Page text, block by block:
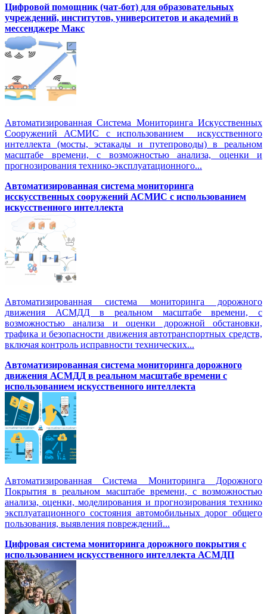
Цифровой помощник (чат-бот) для образовательных
учреждений, институтов, университетов и академий в
мессенджере Макс
Автоматизированная Система Мониторинга Искусственных
Сооружений АСМИС с использованием искусственного
интеллекта (мосты, эстакады и путепроводы) в реальном
масштабе времени, с возможностью анализа, оценки и
прогнозирования технико-эксплуатационного...
Автоматизированная система мониторинга
исскусственных сооружений АСМИС с использованием
искусственного интеллекта
Автоматизированная система мониторинга дорожного
движения АСМДД в реальном масштабе времени, с
возможностью анализа и оценки дорожной обстановки,
трафика и безопасности движения автотранспортных средств,
включая контроль исправности технических...
Автоматизированная cистема мониторинга дорожного
движения АСМДД в реальном масштабе времени с
использованием искусственного интеллекта
Автоматизированная Система Мониторинга Дорожного
Покрытия в реальном масштабе времени, с возможностью
анализа, оценки, моделирования и прогнозирования технико
эксплуатационного состояния автомобильных дорог общего
пользования, выявления повреждений...
Цифровая система мониторинга дорожного покрытия с
использованием искусственного интеллекта АСМДП